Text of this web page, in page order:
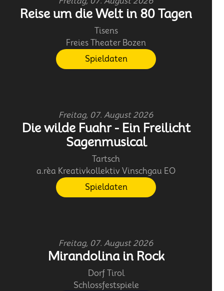
Reise um die Welt in 80 Tagen
Tisens
Freies Theater Bozen
Spieldaten
Freitag, 07. August 2026
Die wilde Fuahr - Ein Freilicht
Sagenmusical
Tartsch
a.rèa Kreativkollektiv Vinschgau EO
Spieldaten
Freitag, 07. August 2026
Mirandolina in Rock
Dorf Tirol
Schlossfestspiele